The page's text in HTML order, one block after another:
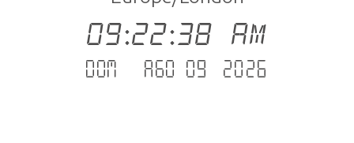
09:22:38 AM
Dom - Ago 09 .2026